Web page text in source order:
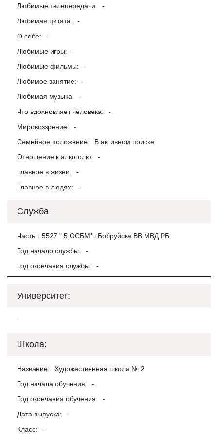
Любимые телепередачи:
-
Любимая цитата:
-
О себе:
-
Любимые игры:
-
Любимые фильмы:
-
Любимое занятие:
-
Любимая музыка:
-
Что вдохновляет человека:
-
Мировоззрение:
-
Семейное положение:
В активном поиске
Отношение к алкоголю:
-
Главное в жизни:
-
Главное в людях:
-
Служба
Часть:
5527 " 5 ОСБМ" г.Бобруйска ВВ МВД РБ
Год начало службы:
-
Год окончания службы:
-
Университет:
-
Школа:
Название:
Художественная школа № 2
Год начала обучения:
-
Год окончания обучения:
-
Дата выпуска:
-
Класс:
-